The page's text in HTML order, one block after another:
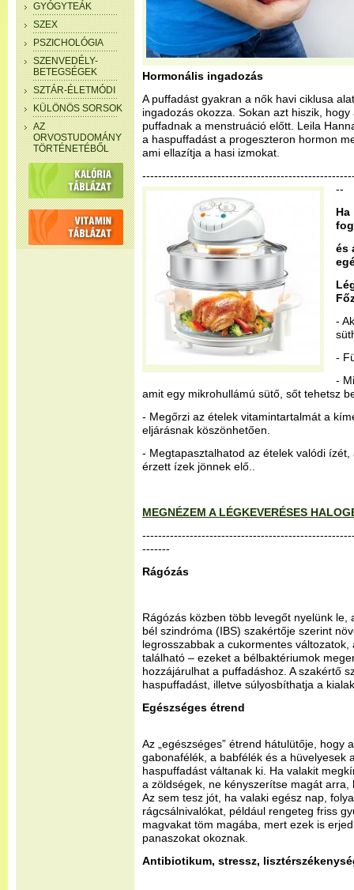
GYÓGYTEÁK
SZEX
PSZICHOLÓGIA
SZENVEDÉLY-
BETEGSÉGEK
SZTÁR-ÉLETMÓDI
KÜLÖNÖS SORSOK
AZ
ORVOSTUDOMÁNY
TÖRTÉNETÉBŐL
Hormonális ingadozás
A puffadást gyakran a nők havi ciklusa
ingadozás okozza. Sokan azt hiszik,
puffadnak a menstruáció előtt. Leila
a haspuffadást a progeszteron hormon
ami ellazítja a hasi izmokat.
--
és
-
-
-
amit egy mikrohullámú sütő, sőt tehetsz
- Megőrzi az ételek vitamintartalmát a
eljárásnak köszönhetően.
- Megtapasztalhatod az ételek valódi
érzett ízek jönnek elő..
MEGNÉZEM A LÉGKEVERÉSES
-------
Rágózás
Rágózás közben több levegőt nyelünk le,
bél szindróma (IBS) szakértője szerint
legrosszabbak a cukormentes
található – ezeket a bélbaktériumok
hozzájárulhat a puffadáshoz. A szakértő
haspuffadást, illetve súlyosbíthatja a
Egészséges étrend
Az „egészséges” étrend hátulütője, hogy
gabonafélék, a babfélék és a hüvelyesek
haspuffadást váltanak ki. Ha valakit
a zöldségek, ne kényszerítse magát arra,
Az sem tesz jót, ha valaki egész nap,
rágcsálnivalókat, például rengeteg friss
magvakat töm magába, mert ezek is
panaszokat okoznak.
Antibiotikum, stressz,